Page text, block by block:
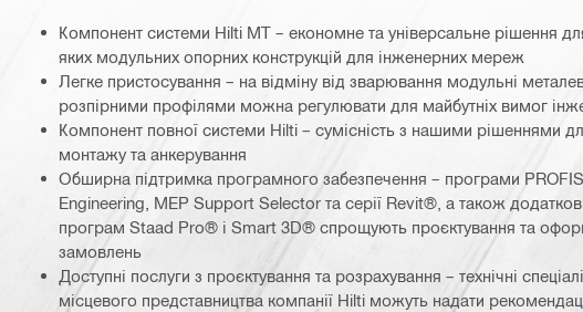
Компонент системи Hilti MT – економне та універсальне рішення
яких модульних опорних конструкцій для інженерних мереж
Легке пристосування – на відміну від зварювання модульні
розпірними профілями можна регулювати для майбутніх вимог
Компонент повної системи Hilti – сумісність з нашими рішеннями
монтажу та анкерування
Обширна підтримка програмного забезпечення – програми
Engineering, MEP Support Selector та серії Revit®, а також
програм Staad Pro® і Smart 3D® спрощують проєктування та
замовлень
Доступні послуги з проєктування та розрахування – технічні
місцевого представництва компанії Hilti можуть надати